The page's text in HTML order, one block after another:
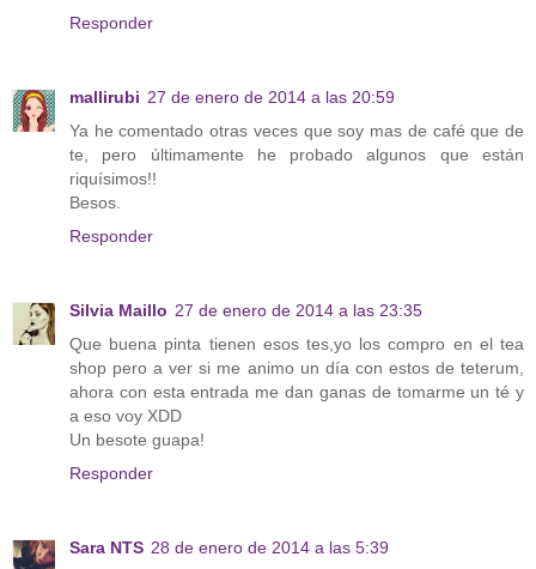
Responder
mallirubi 27 de enero de 2014 a las 20:59
Ya he comentado otras veces que soy mas de café que de
te, pero últimamente he probado algunos que están
riquísimos!!
Besos.
Responder
Silvia Maillo 27 de enero de 2014 a las 23:35
Que buena pinta tienen esos tes,yo los compro en el tea
shop pero a ver si me animo un día con estos de teterum,
ahora con esta entrada me dan ganas de tomarme un té y
a eso voy XDD
Un besote guapa!
Responder
Sara NTS 28 de enero de 2014 a las 5:39